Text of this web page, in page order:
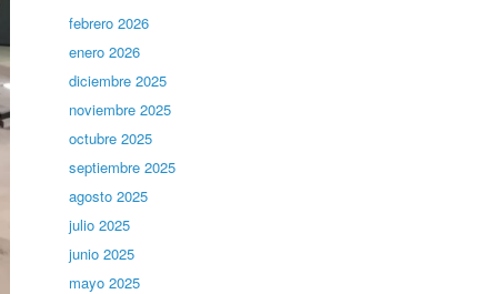
febrero 2026
enero 2026
diciembre 2025
noviembre 2025
octubre 2025
septiembre 2025
agosto 2025
julio 2025
junio 2025
mayo 2025